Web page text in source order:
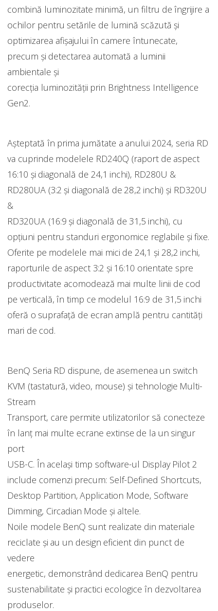
combină luminozitate minimă, un filtru de îngrijire a
ochilor pentru setările de lumină scăzută și
optimizarea afișajului în camere întunecate,
precum și detectarea automată a luminii
ambientale și
corecția luminozității prin Brightness Intelligence
Gen2.
Așteptată în prima jumătate a anului 2024, seria RD
va cuprinde modelele RD240Q (raport de aspect
16:10 și diagonală de 24,1 inchi), RD280U &
RD280UA (3:2 și diagonală de 28,2 inchi) și RD320U
&
RD320UA (16:9 și diagonală de 31,5 inchi), cu
opțiuni pentru standuri ergonomice reglabile și fixe.
Oferite pe modelele mai mici de 24,1 și 28,2 inchi,
raporturile de aspect 3:2 și 16:10 orientate spre
productivitate acomodează mai multe linii de cod
pe verticală, în timp ce modelul 16:9 de 31,5 inchi
oferă o suprafață de ecran amplă pentru cantități
mari de cod.
BenQ Seria RD dispune, de asemenea un switch
KVM (tastatură, video, mouse) şi tehnologie Multi-
Stream
Transport, care permite utilizatorilor să conecteze
în lanț mai multe ecrane extinse de la un singur
port
USB-C. În acelaşi timp software-ul Display Pilot 2
include comenzi precum: Self-Defined Shortcuts,
Desktop Partition, Application Mode, Software
Dimming, Circadian Mode și altele.
Noile modele BenQ sunt realizate din materiale
reciclate și au un design eficient din punct de
vedere
energetic, demonstrând dedicarea BenQ pentru
sustenabilitate și practici ecologice în dezvoltarea
produselor.